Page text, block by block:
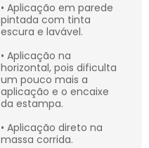
• Aplicação em parede
pintada com tinta
escura e lavável.
• Aplicação na
horizontal, pois dificulta
um pouco mais a
aplicação e o encaixe
da estampa.
• Aplicação direto na
massa corrida.